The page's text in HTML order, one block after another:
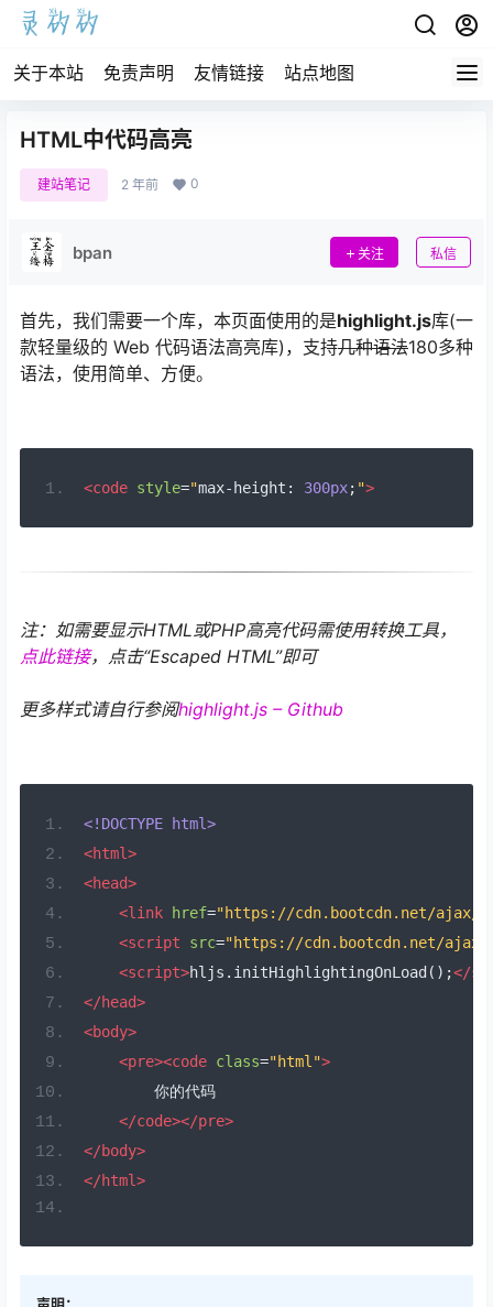
关于本站 免责声明 友情链接 站点地图
HTML中代码高亮
建站笔记 2 年前 0
bpan 关注 私信
首先，我们需要一个库，本页面使用的是highlight.js库(一
款轻量级的 Web 代码语法高亮库)，支持几种语法180多种
语法，使用简单、方便。
<code style="max-height : 300px; ">
注：如需要显示HTML或PHP高亮代码需使用转换工具，
点此链接，点击“Escaped HTML”即可
更多样式请自行参阅highlight.js – Github
<!DOCTYPE html>
<html>
<head>
<link href="https://cdn.bootcdn.net/ajax/
<script
src="https://cdn.bootcdn.net/
<script>hljs . initHighlightingOnLoad ();</
</head>
<body>
<pre><code class="html">
        你的代码
</code></pre>
</body>
</html>
声明：